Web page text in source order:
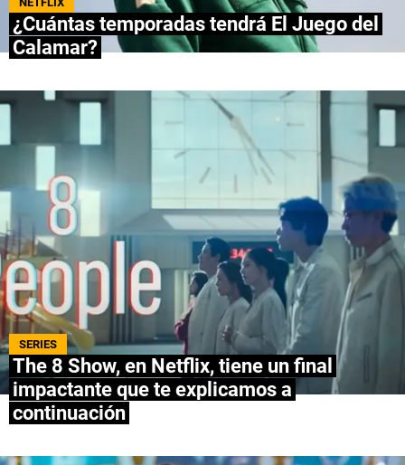
NETFLIX
APPLE TV+
MÚSICA
CELEBRITIES
PASATIEMPOS
INFLUENCERS
SPOILER US
QUIENES SOMOS | STAFF | CONTACTO |
¿Cuántas temporadas tendrá El Juego del
Calamar?
SERIES
The 8 Show, en Netflix, tiene un final
impactante que te explicamos a
continuación